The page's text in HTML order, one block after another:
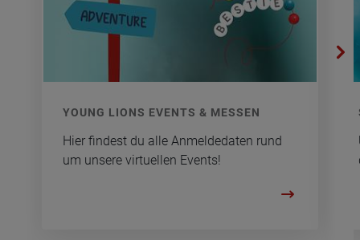
YOUNG LIONS EVENTS & MES­SEN
Hier fin­dest du alle An­mel­de­da­ten rund
um un­se­re vir­tu­el­len Events!